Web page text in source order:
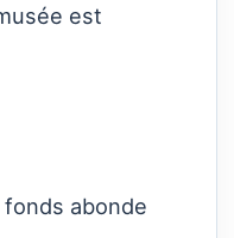
est
abonde